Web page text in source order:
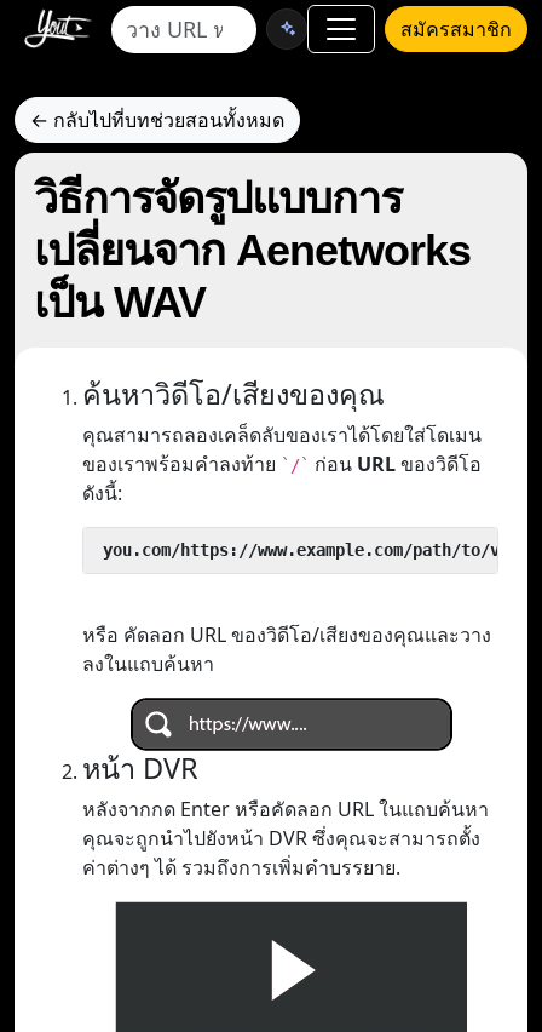
สมัครสมาชิก
← กลับไปที่บทช่วยสอนทั้งหมด
วิธีการจัดรูปแบบการ
เปลี่ยนจาก Aenetworks
เป็น WAV
ค้นหาวิดีโอ/เสียงของคุณ
คุณสามารถลองเคล็ดลับของเราได้โดยใส่โดเมน
ของเราพร้อมคำลงท้าย `/` ก่อน URLของวิดีโอ
ดังนี้:
you.com/https://www.example.com/path/to/video
หรือ คัดลอก URL ของวิดีโอ/เสียงของคุณและวาง
ลงในแถบค้นหา
หน้า DVR
หลังจากกด Enter หรือคัดลอก URL ในแถบค้นหา
คุณจะถูกนำไปยังหน้า DVR ซึ่งคุณจะสามารถตั้ง
ค่าต่างๆ ได้ รวมถึงการเพิ่มคำบรรยาย.